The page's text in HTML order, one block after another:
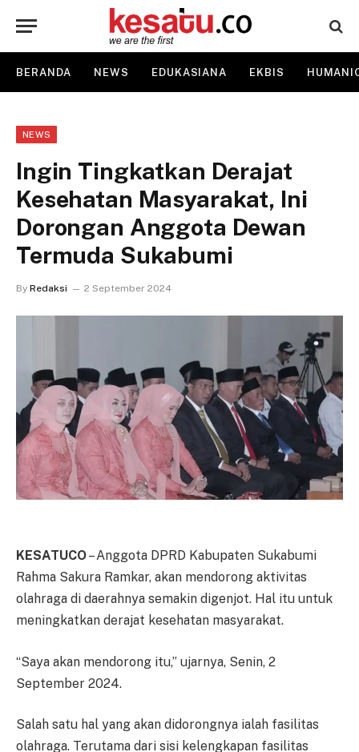
BERANDA NEWS EDUKASIANA EKBIS
NEWS
Ingin Tingkatkan Derajat
Kesehatan Masyarakat, Ini
Dorongan Anggota Dewan
Termuda Sukabumi
By Redaksi 2 September 2024
KESATUCO– Anggota DPRD Kabupaten Sukabumi
Rahma Sakura Ramkar, akan mendorong aktivitas
olahraga di daerahnya semakin digenjot. Hal itu untuk
meningkatkan derajat kesehatan masyarakat.
“Saya akan mendorong itu,” ujarnya, Senin, 2
September 2024.
Salah satu hal yang akan didorongnya ialah fasilitas
olahraga. Terutama dari sisi kelengkapan fasilitas